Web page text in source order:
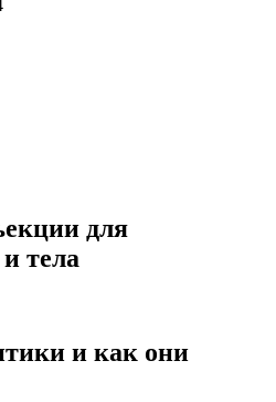
для
тела
и как они